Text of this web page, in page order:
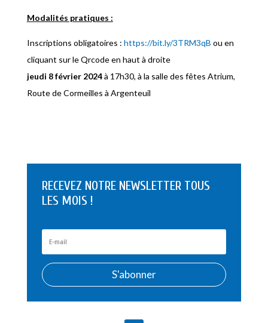
Modalités pratiques :
Inscriptions obligatoires : https://bit.ly/3TRM3qB ou en
cliquant sur le Qrcode en haut à droite
jeudi 8 février 2024à 17h30, à la salle des fêtes Atrium,
Route de Cormeilles à Argenteuil
RECEVEZ NOTRE NEWSLETTER TOUS
LES MOIS !
S'abonner